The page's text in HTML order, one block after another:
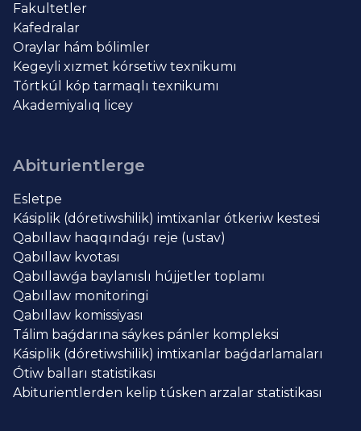
Fakultetler
Kafedralar
Oraylar hám bólimler
Kegeyli xızmet kórsetiw texnikumı
Tórtkúl kóp tarmaqlı texnikumı
Akademiyalıq licey
Abiturientlerge
Esletpe
Kásiplik (dóretiwshilik) imtixanlar ótkeriw kestesi
Qabıllaw haqqındaǵı reje (ustav)
Qabıllaw kvotası
Qabıllawǵa baylanıslı hújjetler toplamı
Qabıllaw monitoringi
Qabıllaw komissiyası
Tálim baǵdarına sáykes pánler kompleksi
Kásiplik (dóretiwshilik) imtixanlar baǵdarlamaları
Ótiw balları statistikası
Abiturientlerden kelip túsken arzalar statistikası